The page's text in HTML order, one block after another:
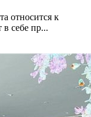
относится к
себе пр...